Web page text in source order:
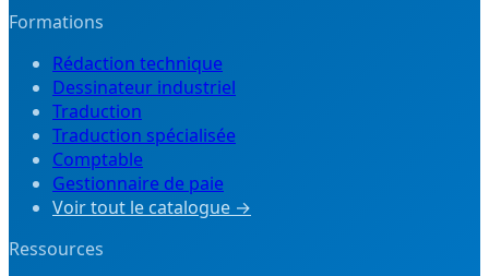
Formations
Rédaction technique
Dessinateur industriel
Traduction
Traduction spécialisée
Comptable
Gestionnaire de paie
Voir tout le catalogue →
Ressources